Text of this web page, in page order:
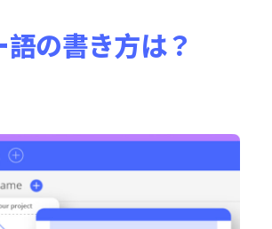
語の書き方は？